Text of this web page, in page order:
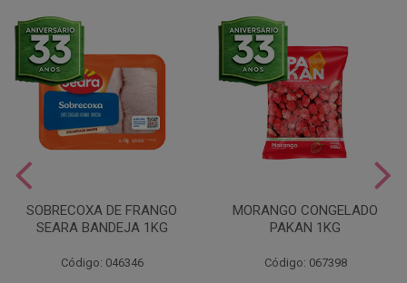
SOBRECOXA DE FRANGO
SEARA BANDEJA 1KG
Código: 046346
MORANGO CONGELADO
PAKAN 1KG
Código: 067398